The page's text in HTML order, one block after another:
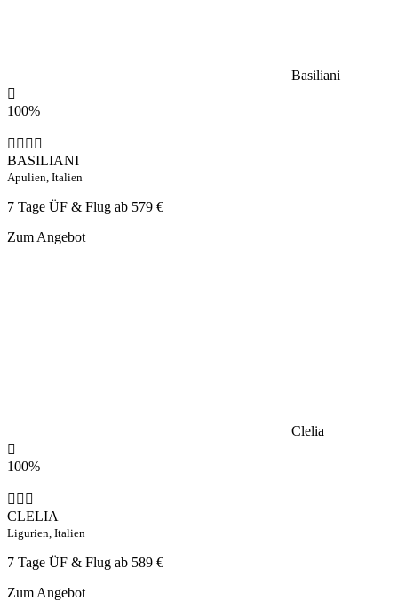
Basiliani
100%
BASILIANI
Apulien, Italien
7 Tage ÜF & Flug ab 579 €
Zum Angebot
Clelia
100%
CLELIA
Ligurien, Italien
7 Tage ÜF & Flug ab 589 €
Zum Angebot